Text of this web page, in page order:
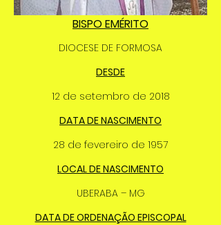
BISPO EMÉRITO
DIOCESE DE FORMOSA
DESDE
12 de setembro de 2018
DATA DE NASCIMENTO
28 de fevereiro de 1957
LOCAL DE NASCIMENTO
UBERABA – MG
DATA DE ORDENAÇÃO EPISCOPAL